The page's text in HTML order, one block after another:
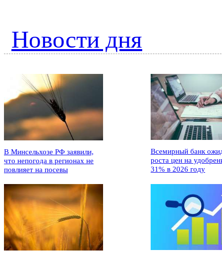
Новости дня
В Минсельхозе РФ заявили,
что непогода в регионах не
повлияет на посевы
Всемирный банк
роста цен на
31% в 2026 году